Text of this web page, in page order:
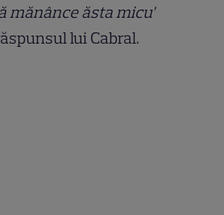
mănânce ăsta micu’
lui Cabral.